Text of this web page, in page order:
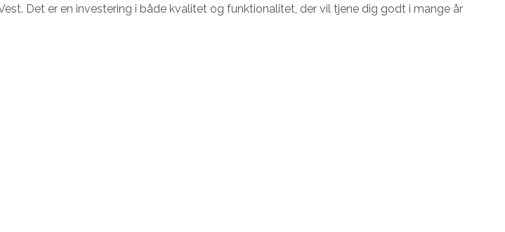
Det er en investering i både kvalitet og funktionalitet, der vil tjene dig godt i mange år